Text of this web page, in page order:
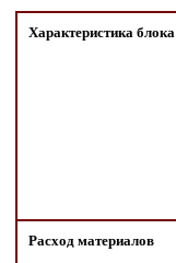
Характеристика блока
Расход материалов